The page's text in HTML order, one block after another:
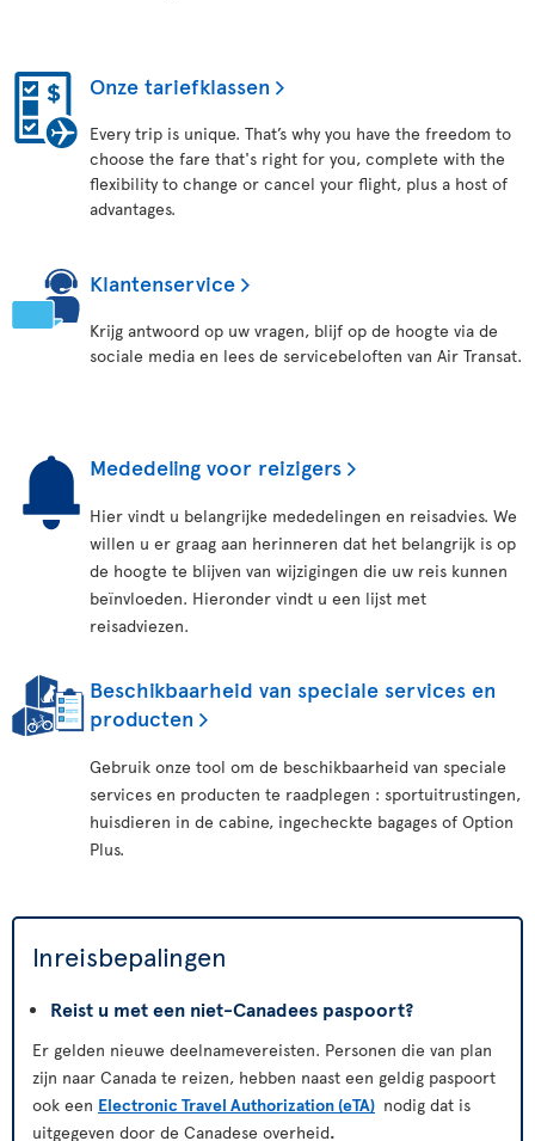
Onze tariefklassen
Every trip is unique. That’s why you have the freedom to
choose the fare that's right for you, complete with the
flexibility to change or cancel your flight, plus a host of
advantages.
Klantenservice
Krijg antwoord op uw vragen, blijf op de hoogte via de
sociale media en lees de servicebeloften van Air Transat.
Mededeling voor reizigers
Hier vindt u belangrijke mededelingen en reisadvies. We
willen u er graag aan herinneren dat het belangrijk is op
de hoogte te blijven van wijzigingen die uw reis kunnen
beïnvloeden. Hieronder vindt u een lijst met
reisadviezen.
Beschikbaarheid van speciale services en
producten
Gebruik onze tool om de beschikbaarheid van speciale
services en producten te raadplegen : sportuitrustingen,
huisdieren in de cabine, ingecheckte bagages of Option
Plus.
Inreisbepalingen
Reist u met een niet-Canadees paspoort?
Er gelden nieuwe deelnamevereisten. Personen die van plan
zijn naar Canada te reizen, hebben naast een geldig paspoort
ook een Electronic Travel Authorization (eTA) nodig dat is
uitgegeven door de Canadese overheid.